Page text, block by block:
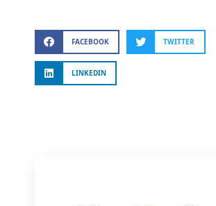
FACEBOOK TWITTER
LINKEDIN